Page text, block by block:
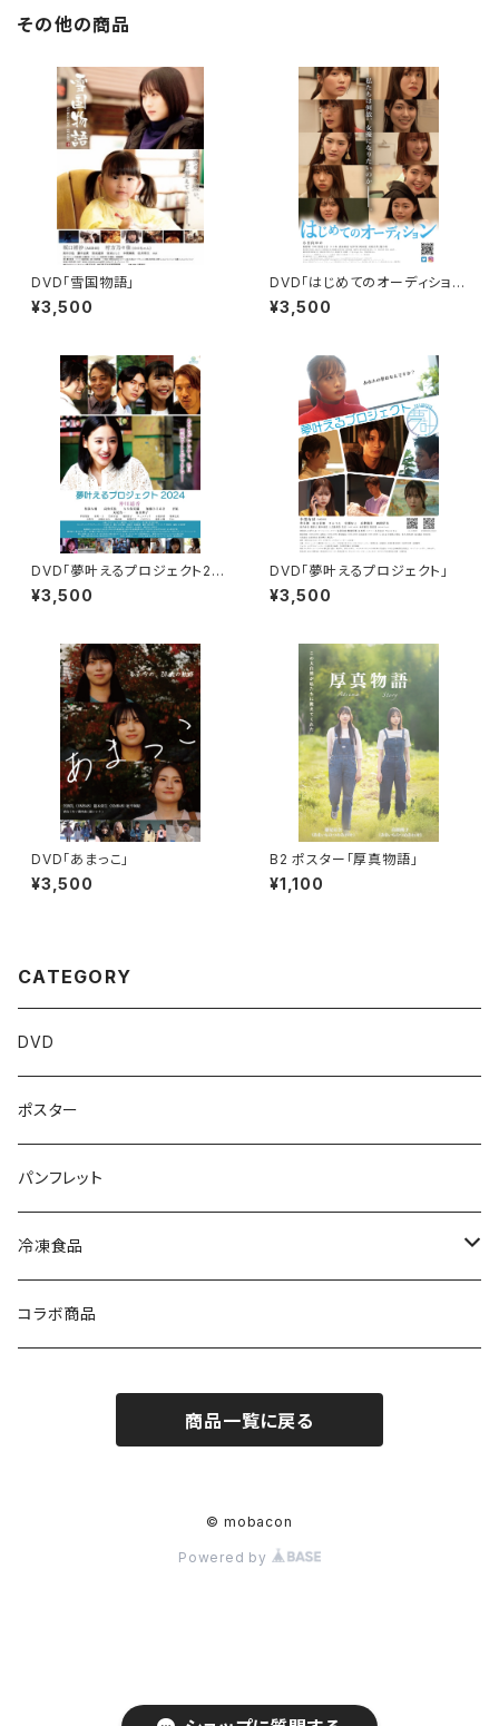
その他の商品
DVD「雪国物語」
¥3,500
DVD「はじめてのオーディショ
ン」
¥3,500
DVD「夢叶えるプロジェクト20
24」
¥3,500
DVD「夢叶えるプロジェクト」
¥3,500
DVD「あまっこ」
¥3,500
B2 ポスター「厚真物語」
¥1,100
CATEGORY
DVD
ポスター
パンフレット
冷凍食品
ラーメン
コラボ商品
商品一覧に戻る
© mobacon
Powered by